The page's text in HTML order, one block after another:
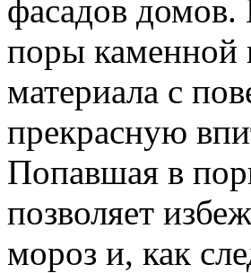
фасадов домов.
поры каменной
материала с
прекрасную
Попавшая в
позволяет
мороз и, как